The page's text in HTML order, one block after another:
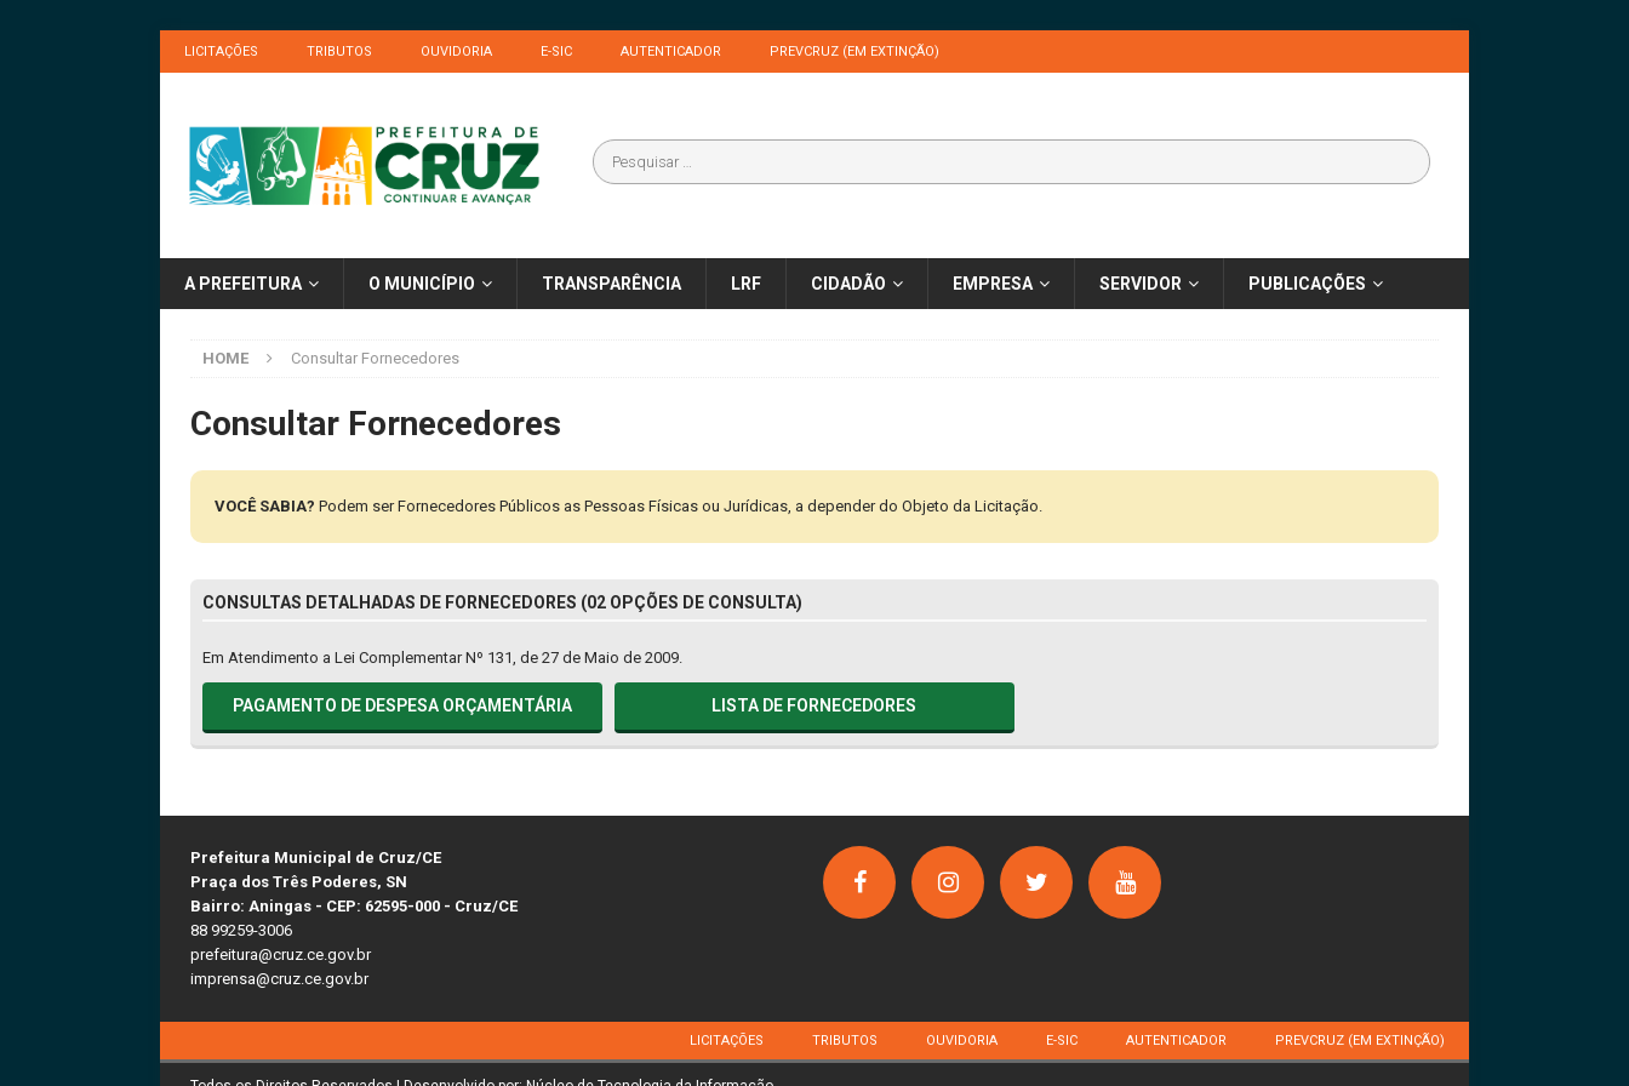
LICITAÇÕES TRIBUTOS OUVIDORIA E-SIC AUTENTICADOR PREVCRUZ (EM EXTINÇÃO)
A PREFEITURA O MUNICÍPIO TRANSPARÊNCIA LRF CIDADÃO EMPRESA SERVIDOR PUBLICAÇÕES
HOME Consultar Fornecedores
Consultar Fornecedores
VOCÊ SABIA? Podem ser Fornecedores Públicos as Pessoas Físicas ou Jurídicas, a depender do Objeto da Licitação.
CONSULTAS DETALHADAS DE FORNECEDORES (02 OPÇÕES DE CONSULTA)
Em Atendimento a Lei Complementar Nº 131, de 27 de Maio de 2009.
PAGAMENTO DE DESPESA ORÇAMENTÁRIA LISTA DE FORNECEDORES
Prefeitura Municipal de Cruz/CE
Praça dos Três Poderes, SN
Bairro: Aningas - CEP: 62595-000 - Cruz/CE
88 99259-3006
prefeitura@cruz.ce.gov.br
imprensa@cruz.ce.gov.br
LICITAÇÕES TRIBUTOS OUVIDORIA E-SIC AUTENTICADOR PREVCRUZ (EM EXTINÇÃO)